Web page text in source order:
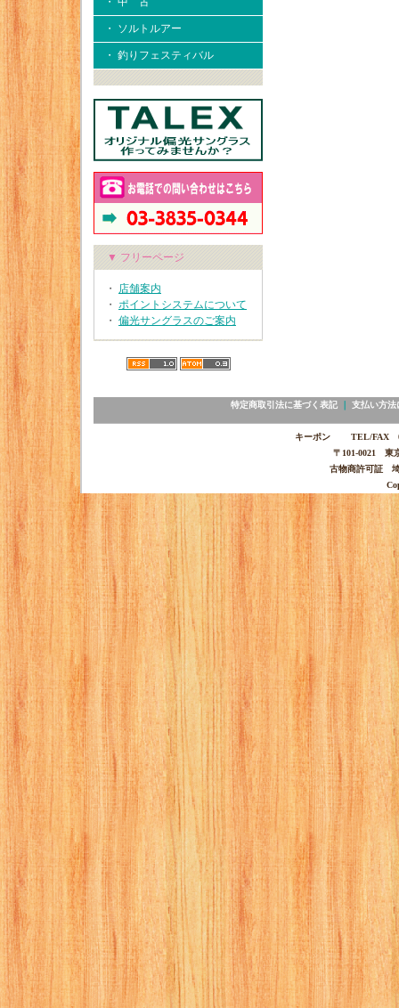
・ ソルトルアー
・ 釣りフェスティバル
▼ フリーページ
・ 店舗案内
・ ポイントシステムについて
・ 偏光サングラスのご案内
特定商取引法に基づく表記｜ 支払い方法
キーポン TEL/FAX
〒101-0021 東
古物商許可証